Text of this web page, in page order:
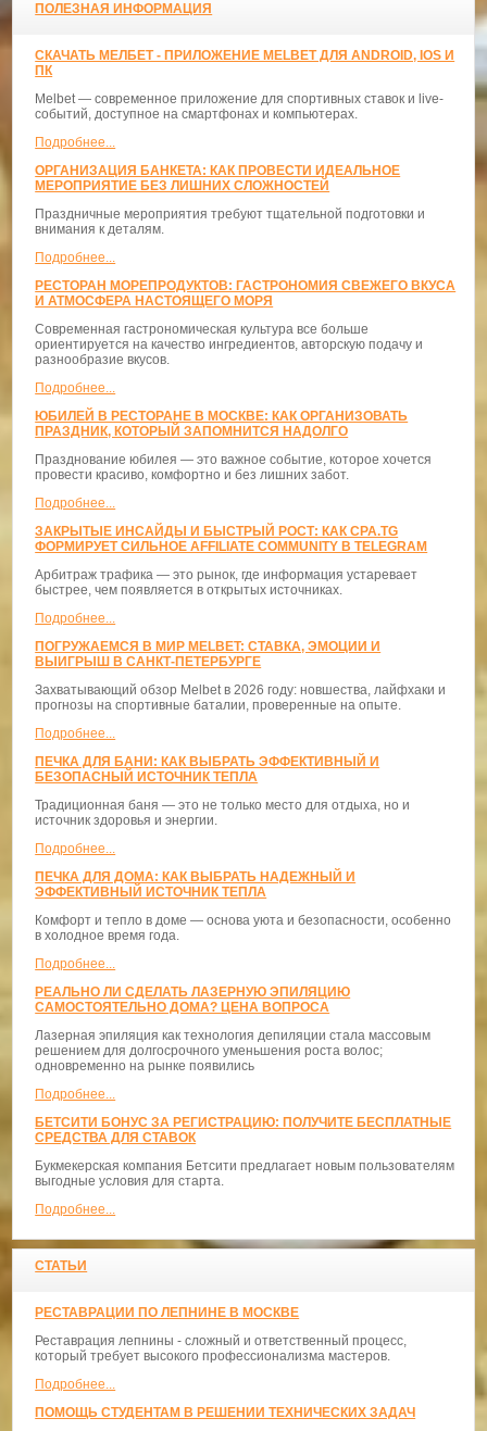
ПОЛЕЗНАЯ ИНФОРМАЦИЯ
СКАЧАТЬ МЕЛБЕТ - ПРИЛОЖЕНИЕ MELBET ДЛЯ ANDROID, IOS И
ПК
Melbet — современное приложение для спортивных ставок и live-
событий, доступное на смартфонах и компьютерах.
Подробнее...
ОРГАНИЗАЦИЯ БАНКЕТА: КАК ПРОВЕСТИ ИДЕАЛЬНОЕ
МЕРОПРИЯТИЕ БЕЗ ЛИШНИХ СЛОЖНОСТЕЙ
Праздничные мероприятия требуют тщательной подготовки и
внимания к деталям.
Подробнее...
РЕСТОРАН МОРЕПРОДУКТОВ: ГАСТРОНОМИЯ СВЕЖЕГО ВКУСА
И АТМОСФЕРА НАСТОЯЩЕГО МОРЯ
Современная гастрономическая культура все больше
ориентируется на качество ингредиентов, авторскую подачу и
разнообразие вкусов.
Подробнее...
ЮБИЛЕЙ В РЕСТОРАНЕ В МОСКВЕ: КАК ОРГАНИЗОВАТЬ
ПРАЗДНИК, КОТОРЫЙ ЗАПОМНИТСЯ НАДОЛГО
Празднование юбилея — это важное событие, которое хочется
провести красиво, комфортно и без лишних забот.
Подробнее...
ЗАКРЫТЫЕ ИНСАЙДЫ И БЫСТРЫЙ РОСТ: КАК CPA.TG
ФОРМИРУЕТ СИЛЬНОЕ AFFILIATE COMMUNITY В TELEGRAM
Арбитраж трафика — это рынок, где информация устаревает
быстрее, чем появляется в открытых источниках.
Подробнее...
ПОГРУЖАЕМСЯ В МИР MELBET: СТАВКА, ЭМОЦИИ И
ВЫИГРЫШ В САНКТ-ПЕТЕРБУРГЕ
Захватывающий обзор Melbet в 2026 году: новшества, лайфхаки и
прогнозы на спортивные баталии, проверенные на опыте.
Подробнее...
ПЕЧКА ДЛЯ БАНИ: КАК ВЫБРАТЬ ЭФФЕКТИВНЫЙ И
БЕЗОПАСНЫЙ ИСТОЧНИК ТЕПЛА
Традиционная баня — это не только место для отдыха, но и
источник здоровья и энергии.
Подробнее...
ПЕЧКА ДЛЯ ДОМА: КАК ВЫБРАТЬ НАДЕЖНЫЙ И
ЭФФЕКТИВНЫЙ ИСТОЧНИК ТЕПЛА
Комфорт и тепло в доме — основа уюта и безопасности, особенно
в холодное время года.
Подробнее...
РЕАЛЬНО ЛИ СДЕЛАТЬ ЛАЗЕРНУЮ ЭПИЛЯЦИЮ
САМОСТОЯТЕЛЬНО ДОМА? ЦЕНА ВОПРОСА
Лазерная эпиляция как технология депиляции стала массовым
решением для долгосрочного уменьшения роста волос;
одновременно на рынке появились
Подробнее...
БЕТСИТИ БОНУС ЗА РЕГИСТРАЦИЮ: ПОЛУЧИТЕ БЕСПЛАТНЫЕ
СРЕДСТВА ДЛЯ СТАВОК
Букмекерская компания Бетсити предлагает новым пользователям
выгодные условия для старта.
Подробнее...
СТАТЬИ
РЕСТАВРАЦИИ ПО ЛЕПНИНЕ В МОСКВЕ
Реставрация лепнины - сложный и ответственный процесс,
который требует высокого профессионализма мастеров.
Подробнее...
ПОМОЩЬ СТУДЕНТАМ В РЕШЕНИИ ТЕХНИЧЕСКИХ ЗАДАЧ